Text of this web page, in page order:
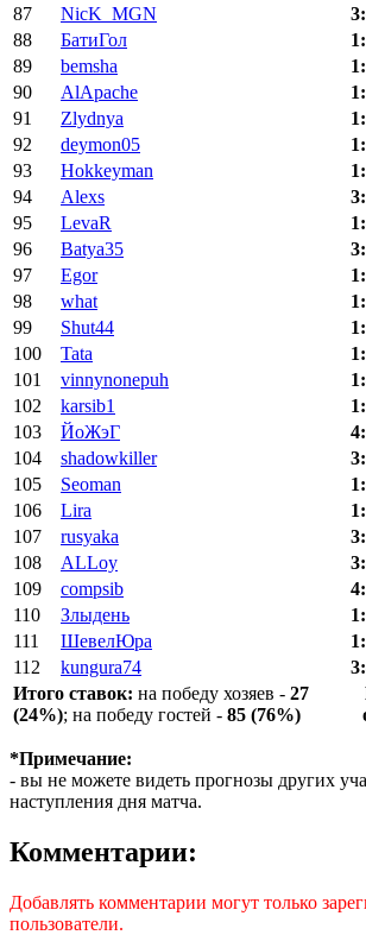
87
NicK_MGN
88
БатиГол
89
bemsha
90
AlApache
91
Zlydnya
92
deymon05
93
Hokkeyman
94
Alexs
95
LevaR
96
Batya35
97
Egor
98
what
99
Shut44
100
Tata
101
vinnynonepuh
102
karsib1
103
ЙоЖэГ
104
shadowkiller
105
Seoman
106
Lira
107
rusyaka
108
ALLoy
109
compsib
110
Злыдень
111
ШевелЮра
112
kungura74
Итого ставок: на победу хозяев - 27
(24%); на победу гостей - 85 (76%)
*Примечание:
- вы не можете видеть прогнозы других
наступления дня матча.
Комментарии:
Добавлять комментарии могут только
пользователи.